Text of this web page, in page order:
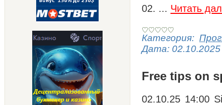
02. ... Читать
Категория:
Дата: 02.10.2025
Free tips on
02.10.25 14:00